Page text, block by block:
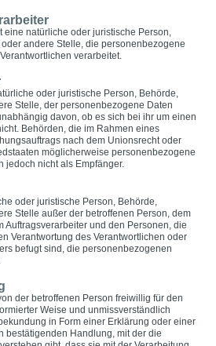
eine natürliche oder juristische Person,
andere Stelle, die personenbezogene
verarbeitet.
oder juristische Person, Behörde,
Stelle, der personenbezogene Daten
davon, ob es sich bei ihr um einen
Behörden, die im Rahmen eines
nach dem Unionsrecht oder
möglicherweise personenbezogene
jedoch nicht als Empfänger.
oder juristische Person, Behörde,
Stelle außer der betroffenen Person, dem
Auftragsverarbeiter und den Personen, die
Verantwortung des Verantwortlichen oder
befugt sind, die personenbezogenen
der betroffenen Person freiwillig für den
Weise und unmissverständlich
in Form einer Erklärung oder einer
bestätigenden Handlung, mit der die